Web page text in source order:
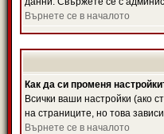
Върнете се в началото
Как да си променя
Всички ваши настройки (ако
на страниците, но това
Върнете се в началото